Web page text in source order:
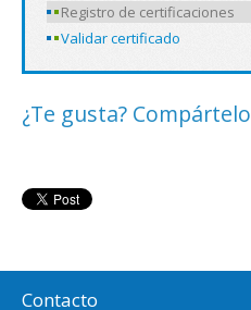
Registro de certificaciones
Validar certificado
¿Te gusta? Compártelo
Contacto